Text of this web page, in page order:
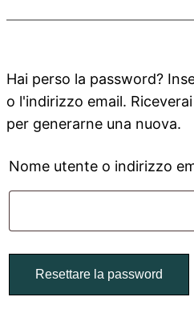
Hai perso la password?
o l'indirizzo email.
per generarne una nuova.
Nome utente o indirizzo
Resettare la password